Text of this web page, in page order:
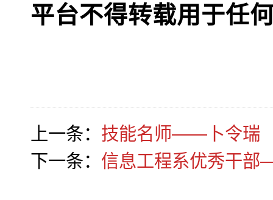
平台不得转载用于任
上一条： 技能名师——卜令瑞
下一条： 信息工程系优秀干